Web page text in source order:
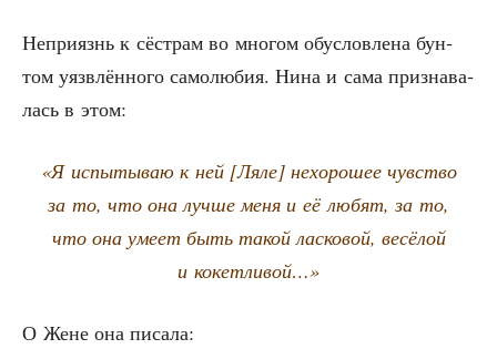
Непри­язнь к сёст­рам во мно­гом обу­слов­ле­на бун­
том уязв­лён­но­го само­лю­бия. Нина и сама при­зна­ва­
лась в этом:
«Я испы­ты­ваю к ней [Ляле] нехо­ро­шее чув­ство
за то, что она луч­ше меня и её любят, за то,
что она уме­ет быть такой лас­ко­вой, весё­лой
и кокетливой…»
О Жене она писала: